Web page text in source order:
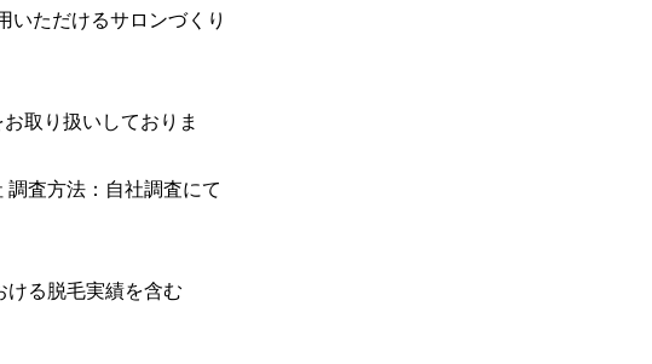
いただけるサロンづくり
取り扱いしておりま
査方法：自社調査にて
る脱毛実績を含む